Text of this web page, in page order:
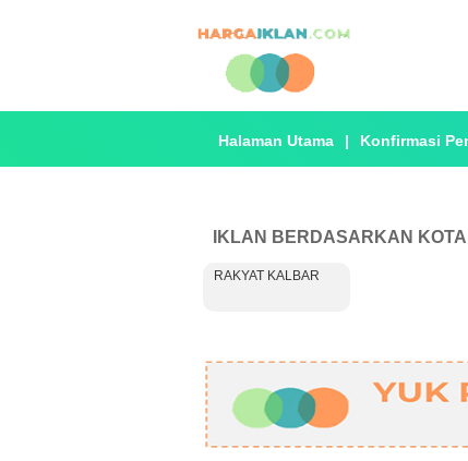
Halaman Utama | Konfirmasi
IKLAN BERDASARKAN
RAKYAT KALBAR